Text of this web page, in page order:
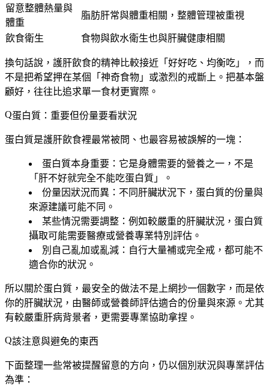
留意整體熱量與
體重
脂肪肝常與體重相關，整體管理被重視
飲食衛生 食物與飲水衛生也與肝臟健康相關
換句話說，護肝飲食的精神比較接近「好好吃、均衡吃」，而
不是把希望押在某個「神奇食物」或激烈的戒斷上。把基本盤
顧好，往往比追求單一食材更實際。
蛋白質：重要但份量要看狀況
蛋白質是護肝飲食裡最常被問、也最容易被誤解的一塊：
蛋白質本身重要 ：它是身體需要的營養之一，不是
「肝不好就完全不能吃蛋白質」。
份量因狀況而異 ：不同肝臟狀況下，蛋白質的份量與
來源建議可能不同。
某些情況需要調整 ：例如較嚴重的肝臟狀況，蛋白質
攝取可能需要醫療或營養專業特別評估。
別自己亂加或亂減 ：自行大量補或完全戒，都可能不
適合你的狀況。
所以關於蛋白質，最安全的做法不是上網抄一個數字，而是依
你的肝臟狀況，由醫師或營養師評估適合的份量與來源。尤其
有較嚴重肝病背景者，更需要專業協助拿捏。
該注意與避免的東西
下面整理一些常被提醒留意的方向，仍以個別狀況與專業評估
為準：